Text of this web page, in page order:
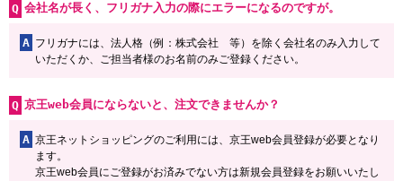
会社名が長く、フリガナ入力の際にエラーになるのですが。
A フリガナには、法人格（例：株式会社 等）を除く会社名のみ入力して
いただくか、ご担当者様のお名前のみご登録ください。
京王web会員にならないと、注文できませんか？
A 京王ネットショッピングのご利用には、京王web会員登録が必要となり
ます。
京王web会員にご登録がお済みでない方は新規会員登録をお願いいたし